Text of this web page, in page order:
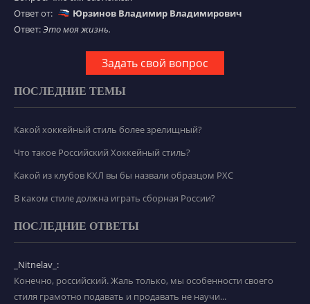
Ответ от:
Юрзинов Владимир Владимирович
Ответ:Это моя жизнь.
Задать свой вопрос
ПОСЛЕДНИЕ ТЕМЫ
Какой хоккейный стиль более зрелищный?
Что такое Российский Хоккейный стиль?
Какой из клубов КХЛ вы бы назвали образцом РХС
В каком стиле должна играть сборная России?
ПОСЛЕДНИЕ ОТВЕТЫ
_Nitnelav_:
Конечно, российский. Жаль только, мы особенности своего
стиля грамотно подавать и продавать не научи...